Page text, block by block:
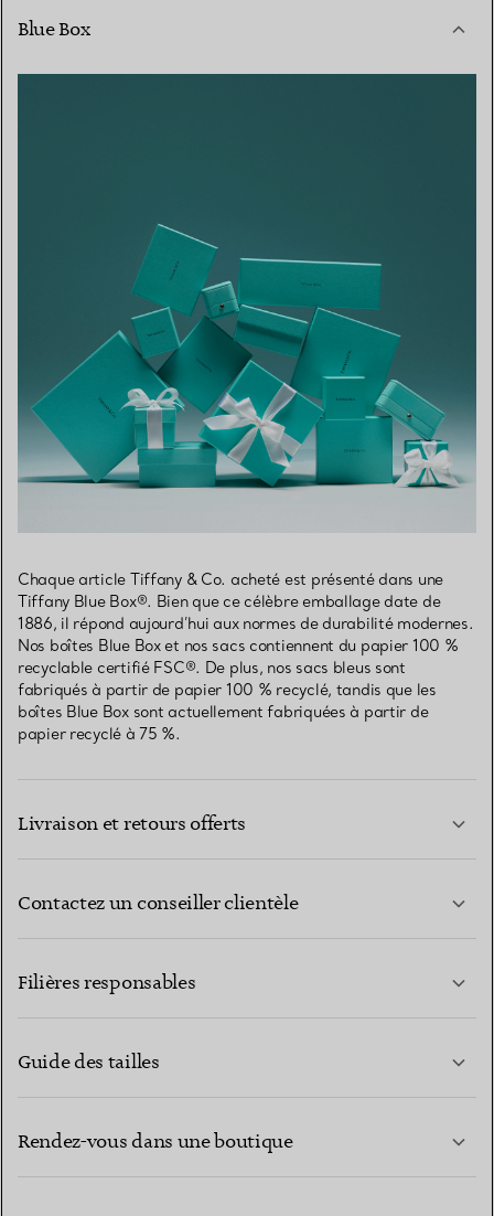
Blue Box
Chaque article Tiffany & Co. acheté est présenté dans une
Tiffany Blue Box®. Bien que ce célèbre emballage date de
1886, il répond aujourd’hui aux normes de durabilité modernes.
Nos boîtes Blue Box et nos sacs contiennent du papier 100 %
recyclable certifié FSC®. De plus, nos sacs bleus sont
fabriqués à partir de papier 100 % recyclé, tandis que les
boîtes Blue Box sont actuellement fabriquées à partir de
papier recyclé à 75 %.
Livraison et retours offerts
Contactez un conseiller clientèle
Filières responsables
Guide des tailles
Rendez-vous dans une boutique